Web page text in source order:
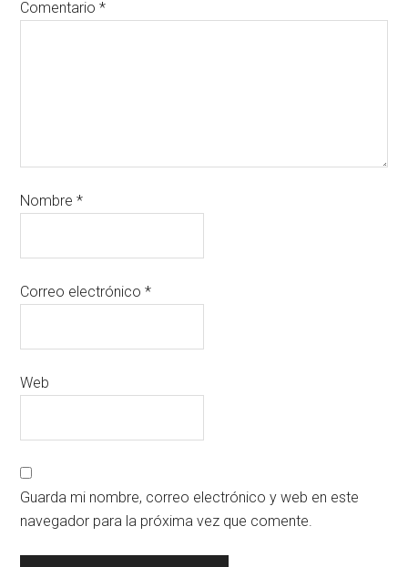
Comentario*
Nombre*
Correo electrónico*
Web
Guarda mi nombre, correo electrónico y web en este
navegador para la próxima vez que comente.